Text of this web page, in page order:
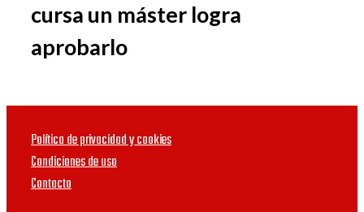
cursa un máster logra
aprobarlo
Política de privacidad y cookies
Condiciones de uso
Contacto